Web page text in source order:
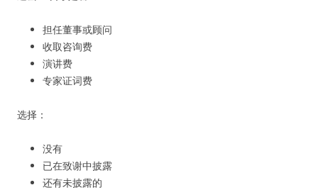
担任董事或顾问
收取咨询费
演讲费
专家证词费
选择：
没有
已在致谢中披露
还有未披露的